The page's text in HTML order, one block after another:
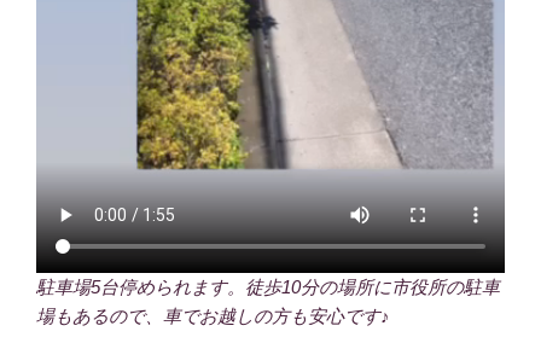
駐車場5台停められます。徒歩10分の場所に市役所の駐車
場もあるので、車でお越しの方も安心です♪